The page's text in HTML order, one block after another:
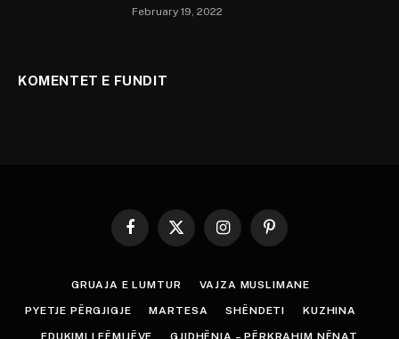
February 19, 2022
KOMENTET E FUNDIT
Facebook
X
InstagramPinterest
GRUAJA E LUMTUR VAJZA MUSLIMANE
PYETJE PËRGJIGJE MARTESA SHËNDETI KUZHINA
EDUKIMI I FËMIJËVE GJIDHËNIA – PËRKRAHIM NËNAT